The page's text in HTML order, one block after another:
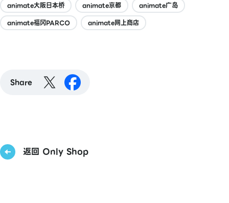
animate大阪日本桥
animate京都
animate广岛
animate福冈PARCO
animate网上商店
Share
返回 Only Shop